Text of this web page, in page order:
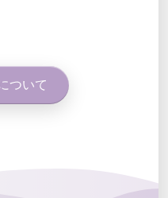
ついて